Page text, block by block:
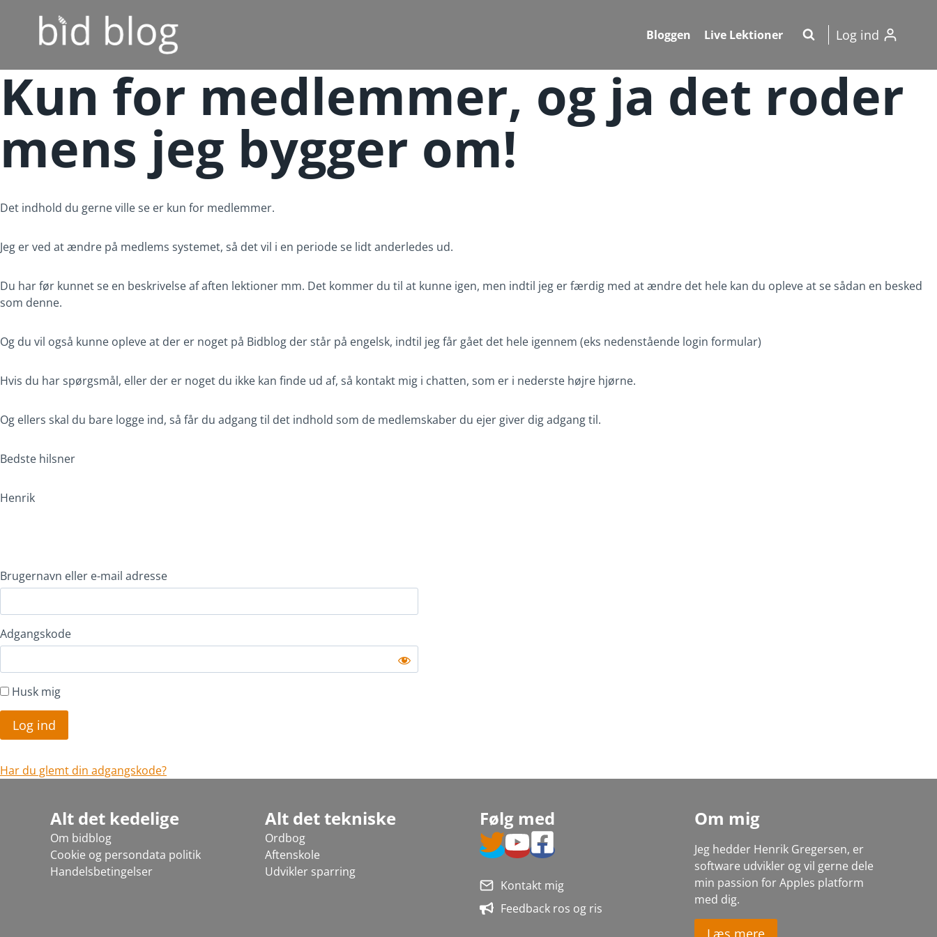
indhold
Bloggen Live Lektioner Log ind
Kun for medlemmer, og ja det roder
mens jeg bygger om!
Det indhold du gerne ville se er kun for medlemmer.
Jeg er ved at ændre på medlems systemet, så det vil i en periode se lidt anderledes ud.
Du har før kunnet se en beskrivelse af aften lektioner mm. Det kommer du til at kunne igen, men indtil jeg er færdig med at ændre det hele kan du opleve at se sådan en besked
som denne.
Og du vil også kunne opleve at der er noget på Bidblog der står på engelsk, indtil jeg får gået det hele igennem (eks nedenstående login formular)
Hvis du har spørgsmål, eller der er noget du ikke kan finde ud af, så kontakt mig i chatten, som er i nederste højre hjørne.
Og ellers skal du bare logge ind, så får du adgang til det indhold som de medlemskaber du ejer giver dig adgang til.
Bedste hilsner
Henrik
Brugernavn eller e-mail adresse
Adgangskode
Husk mig
Har du glemt din adgangskode?
Alt det kedelige
Om bidblog
Cookie og persondata politik
Handelsbetingelser
Alt det tekniske
Ordbog
Aftenskole
Udvikler sparring
Følg med
Kontakt mig
Feedback ros og ris
Om mig
Jeg hedder Henrik Gregersen, er
software udvikler og vil gerne dele
min passion for Apples platform
med dig.
Læs mere